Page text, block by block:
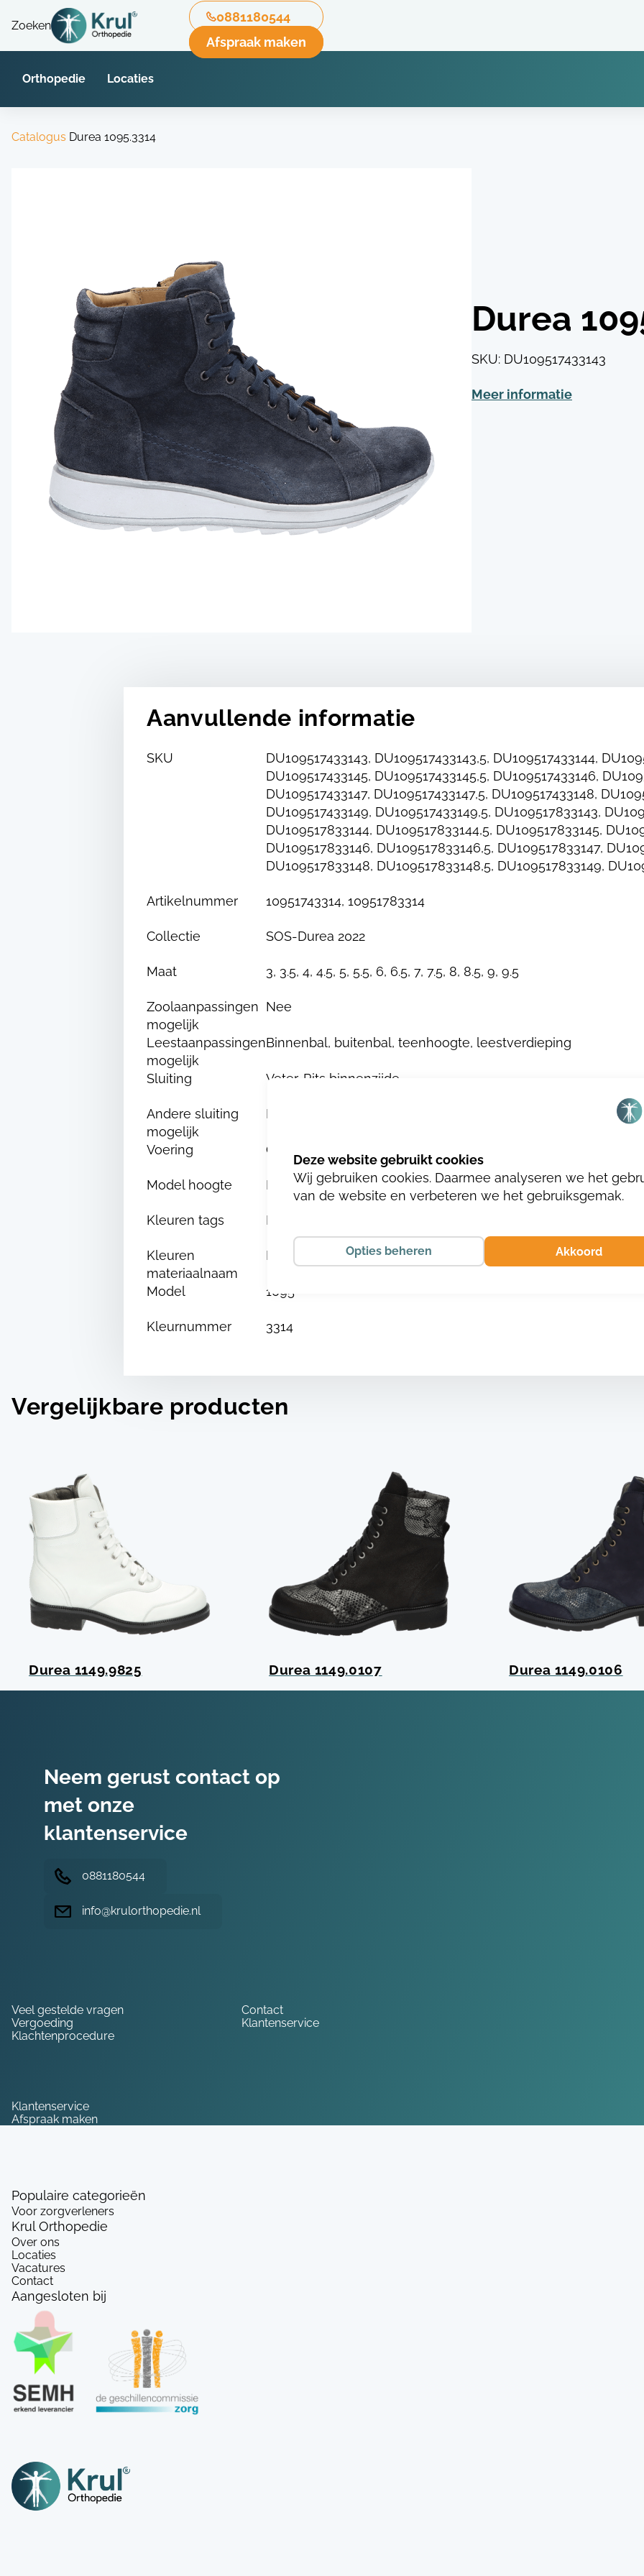
Zoeken
0881180544
Afspraak maken
Orthopedie Locaties
Catalogus Durea 1095.3314
Durea
SKU: DU109517433143
Meer informatie
Aanvullende informatie
SKU
DU109517433143, DU109517433143,5, DU109517433144,
DU109517433145, DU109517433145,5, DU109517433146,
DU109517433147, DU109517433147,5, DU109517433148,
DU109517433149, DU109517433149,5, DU109517833143,
DU109517833144, DU109517833144,5, DU109517833145,
DU109517833146, DU109517833146,5, DU109517833147,
DU109517833148, DU109517833148,5, DU109517833149,
Artikelnummer 10951743314, 10951783314
Collectie SOS-Durea 2022
Maat 3, 3.5, 4, 4.5, 5, 5.5, 6, 6.5, 7, 7.5, 8, 8.5, 9, 9.5
Zoolaanpassingen
mogelijk
Nee
Leestaanpassingen
mogelijk
Binnenbal, buitenbal, teenhoogte, leestverdieping
Sluiting Veter, Rits binnenzijde
Andere sluiting
mogelijk
Nee
Voering Chroom en metaalvrij
Model hoogte Hoog
Kleuren tags Blauw
Kleuren
materiaalnaam
BLAUW KALFSUEDE 830
Model 1095
Kleurnummer 3314
Vergelijkbare producten
Durea 1149.9825 Durea 1149.0107 Durea 1149.0106
Neem gerust contact op
met onze
klantenservice
0881180544
info@krulorthopedie.nl
Veel gestelde vragen
Contact
Vergoeding
Klantenservice
Klachtenprocedure
Klantenservice
Afspraak maken
Populaire categorieën
Voor zorgverleners
Krul Orthopedie
Over ons
Locaties
Vacatures
Contact
Aangesloten bij
Wij gebruiken cookies. Daarmee analyseren we het
van de website en verbeteren we het gebruiksgemak.
Opties beheren Akkoord